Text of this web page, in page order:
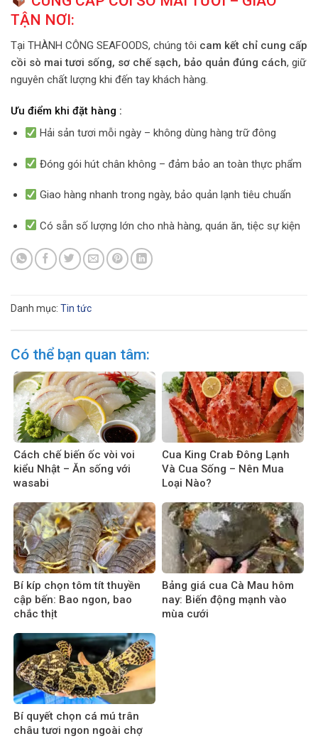
TẬN NƠI:
Tại THÀNH CÔNG SEAFOODS, chúng tôi cam kết chỉ cung cấp
cồi sò mai tươi sống, sơ chế sạch, bảo quản đúng cách, giữ
nguyên chất lượng khi đến tay khách hàng.
Ưu điểm khi đặt hàng :
Hải sản tươi mỗi ngày – không dùng hàng trữ đông
Đóng gói hút chân không – đảm bảo an toàn thực phẩm
Giao hàng nhanh trong ngày, bảo quản lạnh tiêu chuẩn
Có sẵn số lượng lớn cho nhà hàng, quán ăn, tiệc sự kiện
Danh mục: Tin tức
Có thể bạn quan tâm:
Cách chế biến ốc vòi voi
kiểu Nhật – Ăn sống với
wasabi
Cua King Crab Đông Lạnh
Và Cua Sống – Nên Mua
Loại Nào?
Bí kíp chọn tôm tít thuyền
cập bến: Bao ngon, bao
chắc thịt
Bảng giá cua Cà Mau hôm
nay: Biến động mạnh vào
mùa cưới
Bí quyết chọn cá mú trân
châu tươi ngon ngoài chợ